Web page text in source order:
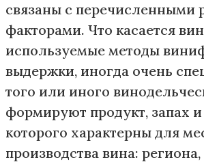
связаны с перечисленными
факторами. Что касается
используемые методы
выдержки, иногда очень
того или иного
формируют продукт, запах и
которого характерны для
производства вина: